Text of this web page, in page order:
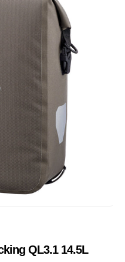
QL3.1 14.5L